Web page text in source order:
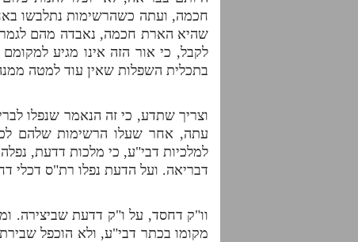
חכמה, ועתה כשהרשימות נתלבשו
שהיא הארת חכמה, נאבדה מהם
לקבל, כי אור הזה אינו מגיע
בתכלית השפלות שאין עוד למטה
וצריך שתדע, כי זה הנאמר שנפלו
עתה, אחר שעלו הרשימות שלהם
למלכיות דבי"ע, כי מלכות דדעת,
דבריאה. ועל הדעת נפלו רת"ס דכלי
וו"ק דחסד, על ו"ק דדעת שביצירה.
מקומו בכתר דבי"ע, ולא הוכפל